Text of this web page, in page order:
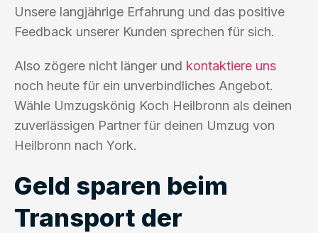
Unsere langjährige Erfahrung und das positive
Feedback unserer Kunden sprechen für sich.
Also zögere nicht länger und kontaktiere uns
noch heute für ein unverbindliches Angebot.
Wähle Umzugskönig Koch Heilbronn als deinen
zuverlässigen Partner für deinen Umzug von
Heilbronn nach York.
Geld sparen beim
Transport der